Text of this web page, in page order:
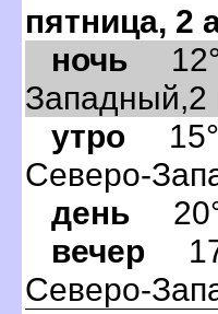
пятница, 2
ночь
Западный,2
утро
Северо-
день
вечер
Северо-